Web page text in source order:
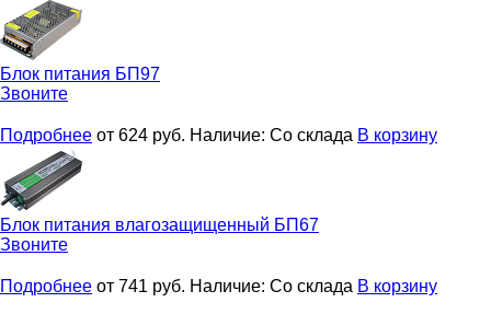
Блок питания БП97
Звоните
Подробнее от 624 руб. Наличие: Со склада В корзину
Блок питания влагозащищенный БП67
Звоните
Подробнее от 741 руб. Наличие: Со склада В корзину